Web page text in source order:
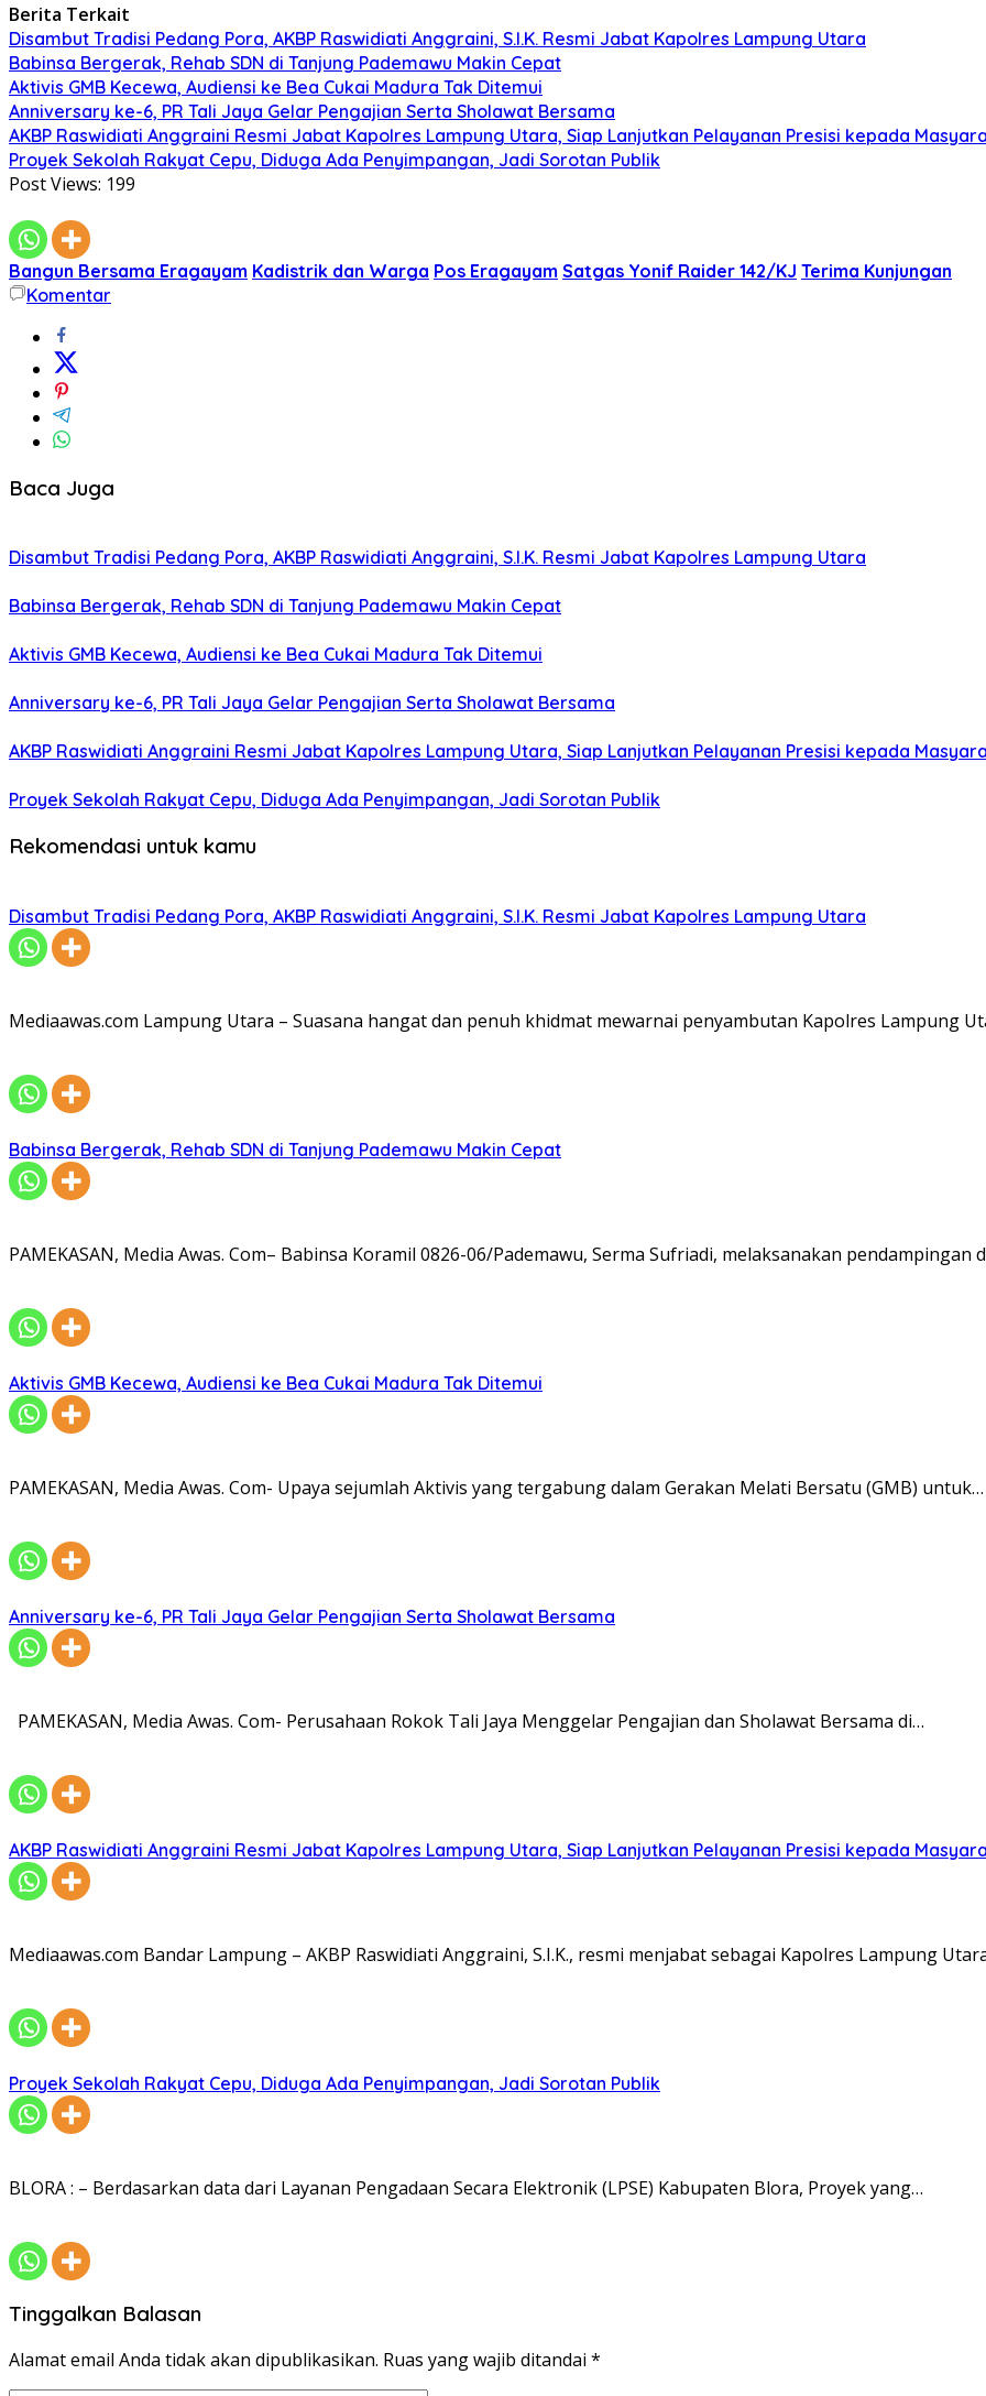
Berita Terkait
Disambut Tradisi Pedang Pora, AKBP Raswidiati Anggraini, S.I.K. Resmi Jabat Kapolres Lampung Utara
Babinsa Bergerak, Rehab SDN di Tanjung Pademawu Makin Cepat
Aktivis GMB Kecewa, Audiensi ke Bea Cukai Madura Tak Ditemui
Anniversary ke-6, PR Tali Jaya Gelar Pengajian Serta Sholawat Bersama
AKBP Raswidiati Anggraini Resmi Jabat Kapolres Lampung Utara, Siap Lanjutkan Pelayanan Presisi kepada
Proyek Sekolah Rakyat Cepu, Diduga Ada Penyimpangan, Jadi Sorotan Publik
Post Views: 199
Bangun Bersama Eragayam Kadistrik dan Warga Pos Eragayam Satgas Yonif Raider 142/KJ Terima Kunjungan
Komentar
Baca Juga
Disambut Tradisi Pedang Pora, AKBP Raswidiati Anggraini, S.I.K. Resmi Jabat Kapolres Lampung Utara
Babinsa Bergerak, Rehab SDN di Tanjung Pademawu Makin Cepat
Aktivis GMB Kecewa, Audiensi ke Bea Cukai Madura Tak Ditemui
Anniversary ke-6, PR Tali Jaya Gelar Pengajian Serta Sholawat Bersama
AKBP Raswidiati Anggraini Resmi Jabat Kapolres Lampung Utara, Siap Lanjutkan Pelayanan Presisi kepada
Proyek Sekolah Rakyat Cepu, Diduga Ada Penyimpangan, Jadi Sorotan Publik
Rekomendasi untuk kamu
Disambut Tradisi Pedang Pora, AKBP Raswidiati Anggraini, S.I.K. Resmi Jabat Kapolres Lampung Utara
Mediaawas.com Lampung Utara – Suasana hangat dan penuh khidmat mewarnai penyambutan Kapolres Lampung
Babinsa Bergerak, Rehab SDN di Tanjung Pademawu Makin Cepat
PAMEKASAN, Media Awas. Com– Babinsa Koramil 0826-06/Pademawu, Serma Sufriadi, melaksanakan
Aktivis GMB Kecewa, Audiensi ke Bea Cukai Madura Tak Ditemui
PAMEKASAN, Media Awas. Com- Upaya sejumlah Aktivis yang tergabung dalam Gerakan Melati Bersatu (GMB) untuk…
Anniversary ke-6, PR Tali Jaya Gelar Pengajian Serta Sholawat Bersama
PAMEKASAN, Media Awas. Com- Perusahaan Rokok Tali Jaya Menggelar Pengajian dan Sholawat Bersama di…
AKBP Raswidiati Anggraini Resmi Jabat Kapolres Lampung Utara, Siap Lanjutkan Pelayanan Presisi kepada
Mediaawas.com Bandar Lampung – AKBP Raswidiati Anggraini, S.I.K., resmi menjabat sebagai Kapolres Lampung
Proyek Sekolah Rakyat Cepu, Diduga Ada Penyimpangan, Jadi Sorotan Publik
BLORA : – Berdasarkan data dari Layanan Pengadaan Secara Elektronik (LPSE) Kabupaten Blora, Proyek yang…
Tinggalkan Balasan
Alamat email Anda tidak akan dipublikasikan. Ruas yang wajib ditandai *